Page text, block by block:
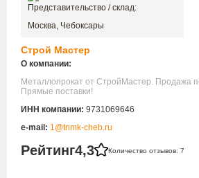
Представительство / склад:
Москва, Чебоксары
Строй Мастер
О компании:
Металлопрокат от СтройМастер. Продажа
Прямые поставки!
ИНН компании: 9731069646
e-mail: 1@tnmk-cheb.ru
Рейтинг4,3 Количество отзывов: 7